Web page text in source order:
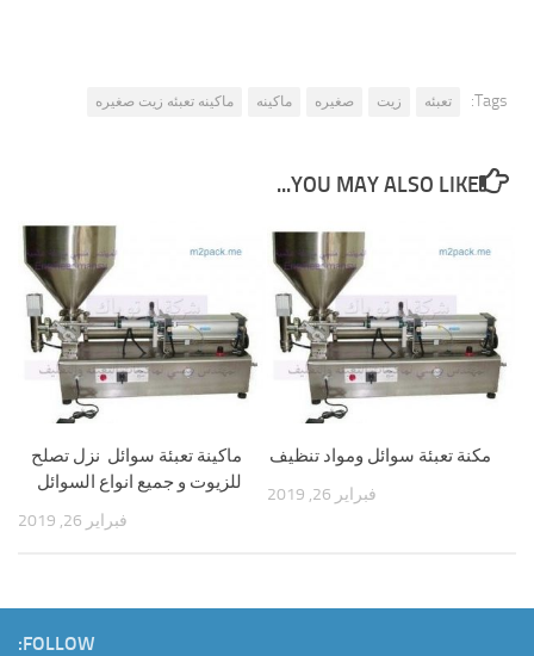
Tags: تعبئه زيت صغيره ماكينه ماكينه تعبئه زيت صغيره
YOU MAY ALSO LIKE...
ماكينة تعبئة سوائل نزل تصلح
للزيوت و جميع انواع السوائل
فبراير 26, 2019
مكنة تعبئة سوائل ومواد تنظيف
فبراير 26, 2019
FOLLOW: